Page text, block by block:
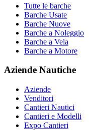
Tutte le barche
Barche Usate
Barche Nuove
Barche a Noleggio
Barche a Vela
Barche a Motore
Aziende Nautiche
Aziende
Venditori
Cantieri Nautici
Cantieri e Modelli
Expo Cantieri